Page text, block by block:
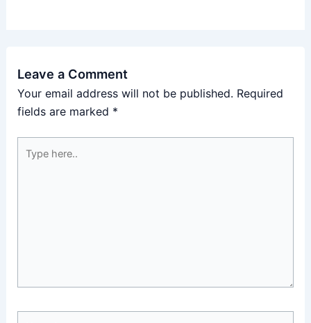
Leave a Comment
Your email address will not be published. Required
fields are marked *
here..